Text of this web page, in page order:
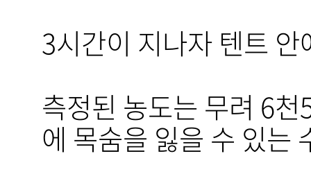
3시간이 지나자 텐트
측정된 농도는 무려 6
에 목숨을 잃을 수 있는